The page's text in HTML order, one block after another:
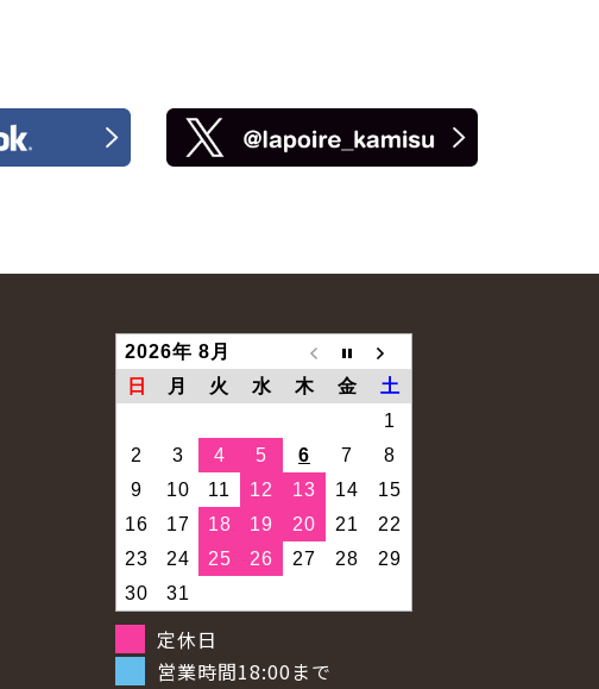
2026年 8月
日
月 火 水 木 金
土
1
2
3 4 5 6 7
8
9
10 11 12 13 14
15
16
17 18 19 20 21
22
23
24 25 26 27 28
29
30
31
定休日
営業時間18:00まで